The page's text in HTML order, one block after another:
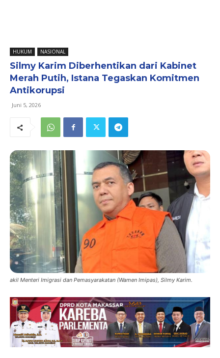
HUKUM NASIONAL
Silmy Karim Diberhentikan dari Kabinet
Merah Putih, Istana Tegaskan Komitmen
Antikorupsi
Juni 5, 2026
akil Menteri Imigrasi dan Pemasyarakatan (Wamen Imipas), Silmy Karim.